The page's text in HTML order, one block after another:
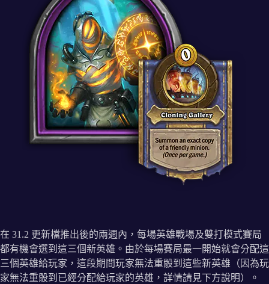
在 31.2 更新檔推出後的兩週內，每場英雄戰場及雙打模式賽局
都有機會選到這三個新英雄。由於每場賽局最一開始就會分配這
三個英雄給玩家，這段期間玩家無法重骰到這些新英雄（因為玩
家無法重骰到已經分配給玩家的英雄，詳情請見下方說明）。